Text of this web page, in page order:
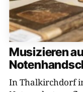
Brettl-Spitzen
Bezirk Oberpfalz
Brettl-Spitzen LIVE
BR Heimat
Musizieren
In Thalkirchdorf